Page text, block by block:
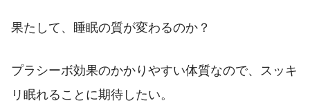
果たして、睡眠の質が変わるのか？
プラシーボ効果のかかりやすい体質なので、スッキ
リ眠れることに期待したい。